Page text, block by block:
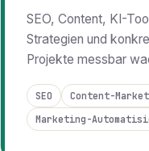
SEO, Content, KI-
Strategien und
Projekte messbar
SEO Content-
Marketing-